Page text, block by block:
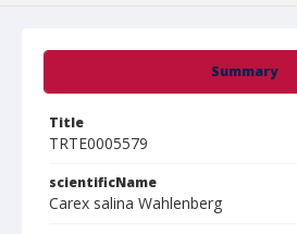
Summary
Title
TRTE0005579
scientificName
Carex salina Wahlenberg